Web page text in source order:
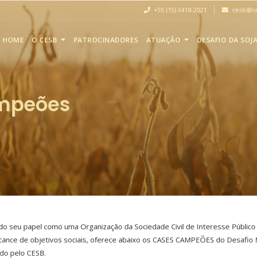
+55 (15) 3418-2021
HOME O CESB PATROCINADORES ATUAÇÃO DESAFIO DA SOJA
seu papel como uma Organização da Sociedade Civil de Interesse
de objetivos sociais, oferece abaixo os CASES CAMPEÕES do
pelo CESB.